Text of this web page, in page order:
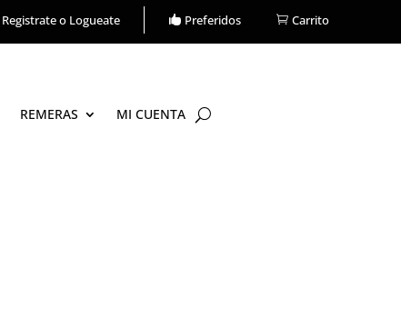
Registrate o Logueate Preferidos Carrito
REMERAS MI CUENTA